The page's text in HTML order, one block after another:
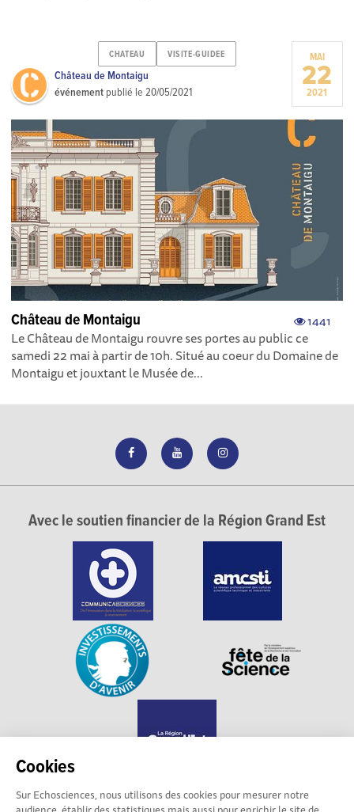
Cookies
Sur Echosciences, nous utilisons des cookies pour mesurer notre
CHATEAU VISITE-GUIDEE
Château de Montaigu
événement publié le20/05/2021
MAI
22
2021
1441
Château de Montaigu
Le Château de Montaigu rouvre ses portes au public ce
samedi 22 mai à partir de 10h. Situé au coeur du Domaine de
Montaigu et jouxtant le Musée de...
Avec le soutien financier de la Région Grand Est